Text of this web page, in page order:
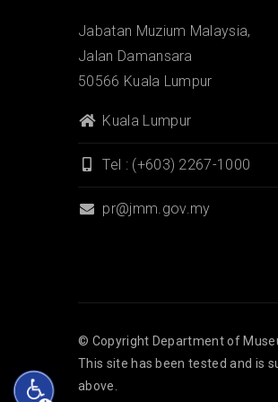
Jabatan Muzium Malaysia,
Jalan Damansara
50566 Kuala Lumpur
Kuala Lumpur
Tel : (+603) 2267-1000
pr@jmm.gov.my
© Copyright Department of
This site has been tested and is
above.